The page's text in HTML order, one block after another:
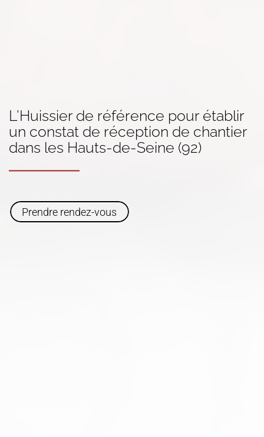
L'Huissier de référence pour établir
un constat de réception de chantier
dans les Hauts-de-Seine (92)
Prendre rendez-vous